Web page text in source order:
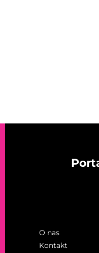
O nas
Kontakt